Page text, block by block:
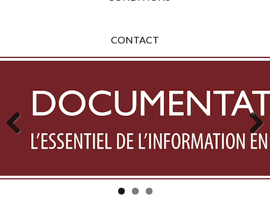
CONTACT
Previous Next